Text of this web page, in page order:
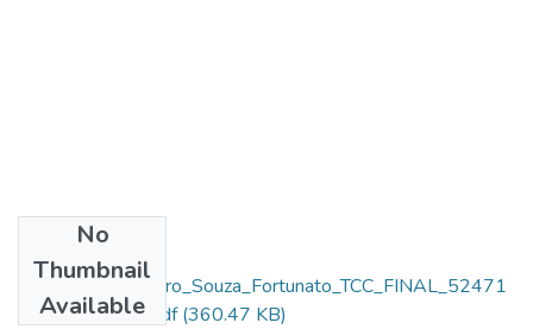
No
Thumbnail
Available
11382_Alexsandro_Souza_Fortunato_TCC_FINAL_52471
_1904594304.pdf(360.47 KB)